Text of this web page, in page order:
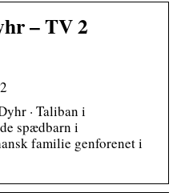
– TV 2
· Taliban i
spædbarn i
familie genforenet i